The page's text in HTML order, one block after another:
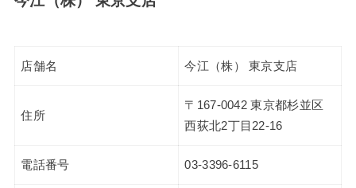
店舗名 今江（株） 東京支店
住所
〒167-0042 東京都杉並区
西荻北2丁目22-16
電話番号 03-3396-6115